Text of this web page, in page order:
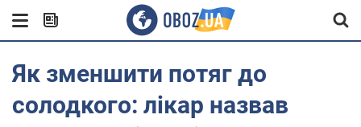
Як зменшити потяг до
солодкого: лікар назвав